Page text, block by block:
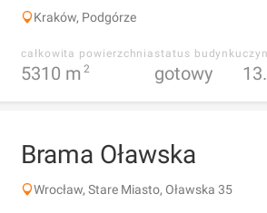
Kraków, Podgórze
całkowita powierzchnia
5310 m 2
status budynku
gotowy
Brama Oławska
Wrocław, Stare Miasto, Oławska 35